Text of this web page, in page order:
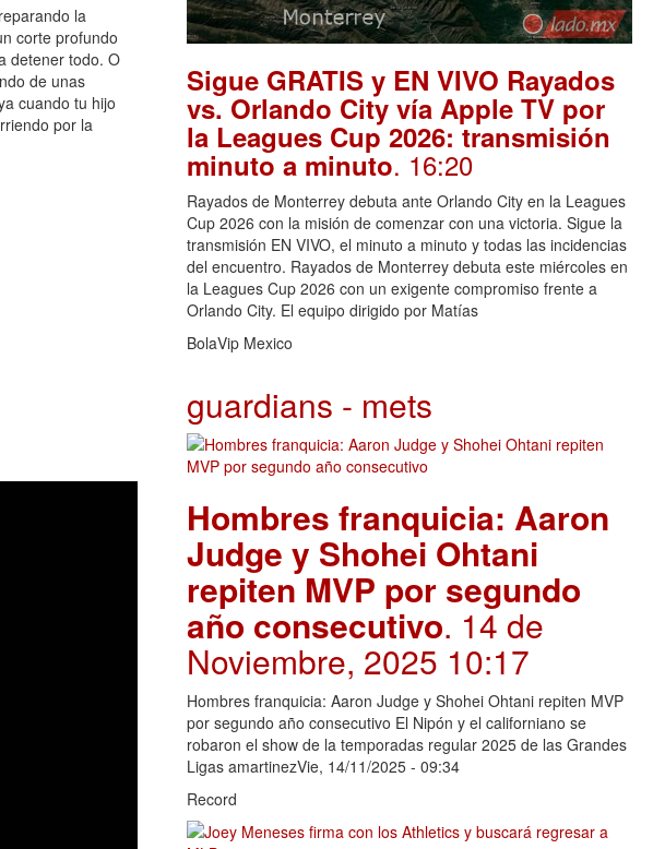
la
corte profundo
detener todo. O
de unas
cuando tu hijo
por la
Sigue GRATIS y EN VIVO Rayados
vs. Orlando City vía Apple TV por
la Leagues Cup 2026: transmisión
minuto a minuto. 16:20
Rayados de Monterrey debuta ante Orlando City en la Leagues
Cup 2026 con la misión de comenzar con una victoria. Sigue la
transmisión EN VIVO, el minuto a minuto y todas las incidencias
del encuentro. Rayados de Monterrey debuta este miércoles en
la Leagues Cup 2026 con un exigente compromiso frente a
Orlando City. El equipo dirigido por Matías
BolaVip Mexico
guardians - mets
Hombres franquicia: Aaron
Judge y Shohei Ohtani
repiten MVP por segundo
año consecutivo. 14 de
Noviembre, 2025 10:17
Hombres franquicia: Aaron Judge y Shohei Ohtani repiten MVP
por segundo año consecutivo El Nipón y el californiano se
robaron el show de la temporadas regular 2025 de las Grandes
Ligas amartinezVie, 14/11/2025 - 09:34
Record